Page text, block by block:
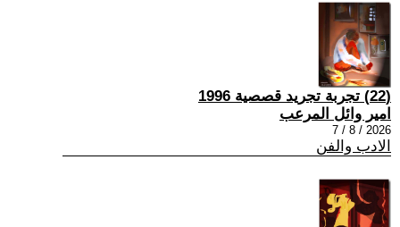
(22) تجربة تجريد قصصية 1996
امير وائل المرعب
2026 / 8 / 7
الادب والفن